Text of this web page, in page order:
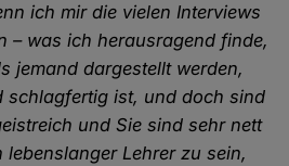
ich mir die vielen Interviews
– was ich herausragend finde,
jemand dargestellt werden,
schlagfertig ist, und doch sind
und Sie sind sehr nett
lebenslanger Lehrer zu sein,